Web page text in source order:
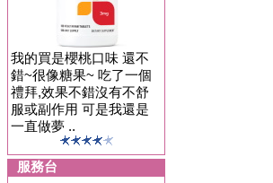
我的買是櫻桃口味 還不
錯~很像糖果~ 吃了一個
禮拜,效果不錯沒有不舒
服或副作用 可是我還是
一直做夢 ..
服務台